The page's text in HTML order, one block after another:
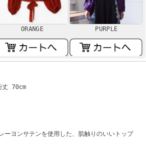
ORANGE PURPLE
70cm
ーヨンサテンを使用した、肌触りのいいトップ